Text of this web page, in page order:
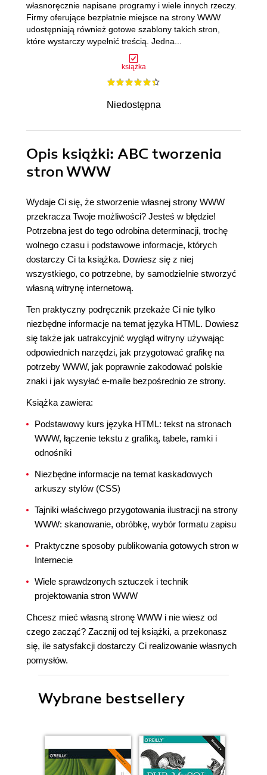
książka
Niedostępna
własnoręcznie napisane programy i wiele innych rzeczy.
Firmy oferujące bezpłatnie miejsce na strony WWW
udostępniają również gotowe szablony takich stron,
które wystarczy wypełnić treścią. Jedna...
Opis książki: ABC tworzenia
stron WWW
Wydaje Ci się, że stworzenie własnej strony WWW
przekracza Twoje możliwości? Jesteś w błędzie!
Potrzebna jest do tego odrobina determinacji, trochę
wolnego czasu i podstawowe informacje, których
dostarczy Ci ta książka. Dowiesz się z niej
wszystkiego, co potrzebne, by samodzielnie stworzyć
własną witrynę internetową.
Ten praktyczny podręcznik przekaże Ci nie tylko
niezbędne informacje na temat języka HTML. Dowiesz
się także jak uatrakcyjnić wygląd witryny używając
odpowiednich narzędzi, jak przygotować grafikę na
potrzeby WWW, jak poprawnie zakodować polskie
znaki i jak wysyłać e-maile bezpośrednio ze strony.
Książka zawiera:
Podstawowy kurs języka HTML: tekst na stronach
WWW, łączenie tekstu z grafiką, tabele, ramki i
odnośniki
Niezbędne informacje na temat kaskadowych
arkuszy stylów (CSS)
Tajniki właściwego przygotowania ilustracji na strony
WWW: skanowanie, obróbkę, wybór formatu zapisu
Praktyczne sposoby publikowania gotowych stron w
Internecie
Wiele sprawdzonych sztuczek i technik
projektowania stron WWW
Chcesz mieć własną stronę WWW i nie wiesz od
czego zacząć? Zacznij od tej książki, a przekonasz
się, ile satysfakcji dostarczy Ci realizowanie własnych
pomysłów.
Wybrane bestsellery